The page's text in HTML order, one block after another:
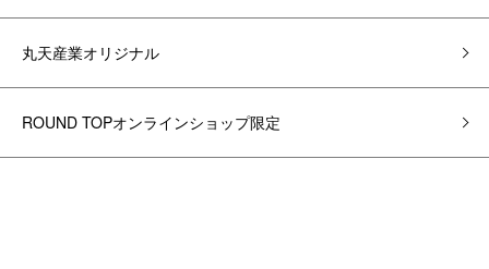
丸天産業オリジナル
ROUND TOPオンラインショップ限定